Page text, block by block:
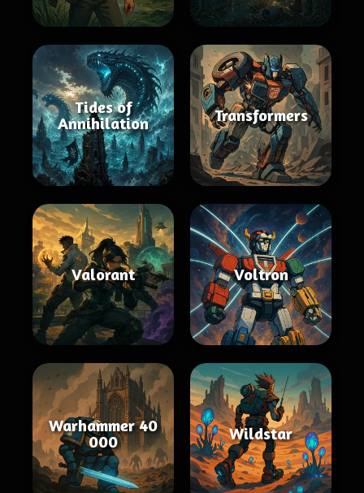
Tides of
Annihilation
Transformers
Valorant Voltron
Warhammer 40
000
Wildstar